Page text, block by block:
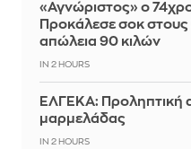
«Αγνώριστος» ο
Προκάλεσε σοκ
απώλεια 90 κιλών
IN 2 HOURS
ΕΛΓΕΚΑ: Προληπτική
μαρμελάδας
IN 2 HOURS